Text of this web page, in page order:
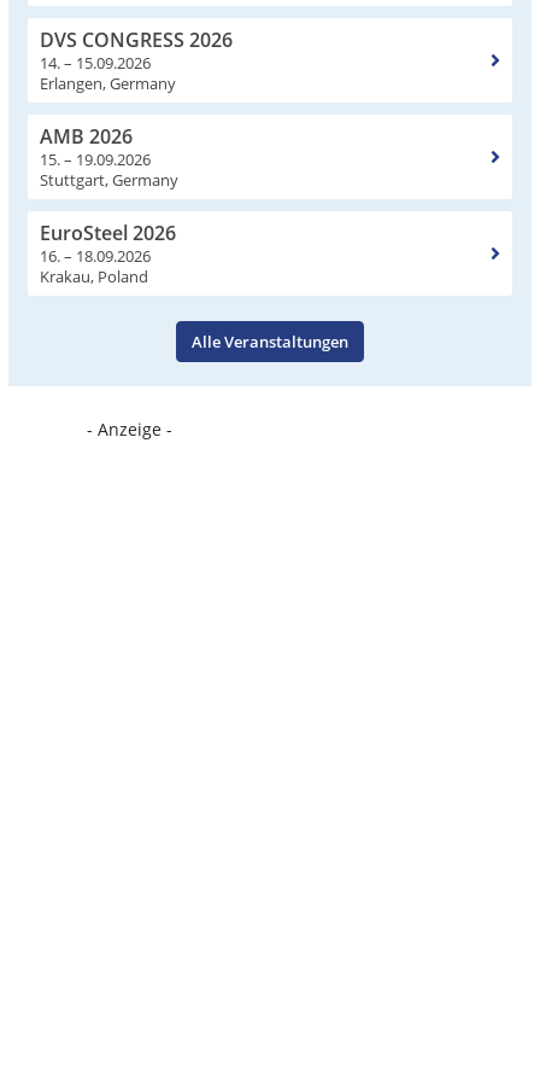
DVS CONGRESS 2026
14. – 15.09.2026
Erlangen, Germany
AMB 2026
15. – 19.09.2026
Stuttgart, Germany
EuroSteel 2026
16. – 18.09.2026
Krakau, Poland
Alle Veranstaltungen
- Anzeige -